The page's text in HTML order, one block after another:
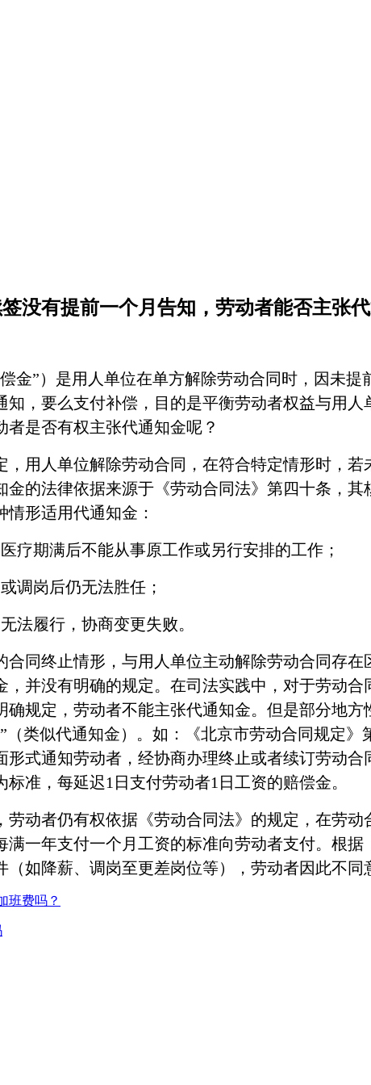
没有提前一个月告知，劳动者能否主张
金”）是用人单位在单方解除劳动合同时，因未
，要么支付补偿，目的是平衡劳动者权益与用
者是否有权主张代通知金呢？
，用人单位解除劳动合同，在符合特定情形时，
金的法律依据来源于《劳动合同法》第四十条，
形适用代通知金：
疗期满后不能从事原工作或另行安排的工作；
调岗后仍无法胜任；
法履行，协商变更失败。
合同终止情形，与用人单位主动解除劳动合同存
，并没有明确的规定。在司法实践中，对于劳动
确规定，劳动者不能主张代通知金。但是部分地方
类似代通知金）。如：《北京市劳动合同规定
式通知劳动者，经协商办理终止或者续订劳动
准，每延迟1日支付劳动者1日工资的赔偿金。
劳动者仍有权依据《劳动合同法》的规定，在劳
一年支付一个月工资的标准向劳动者支付。 根据
如降薪、调岗至更差岗位等），劳动者因此不同
班费吗？